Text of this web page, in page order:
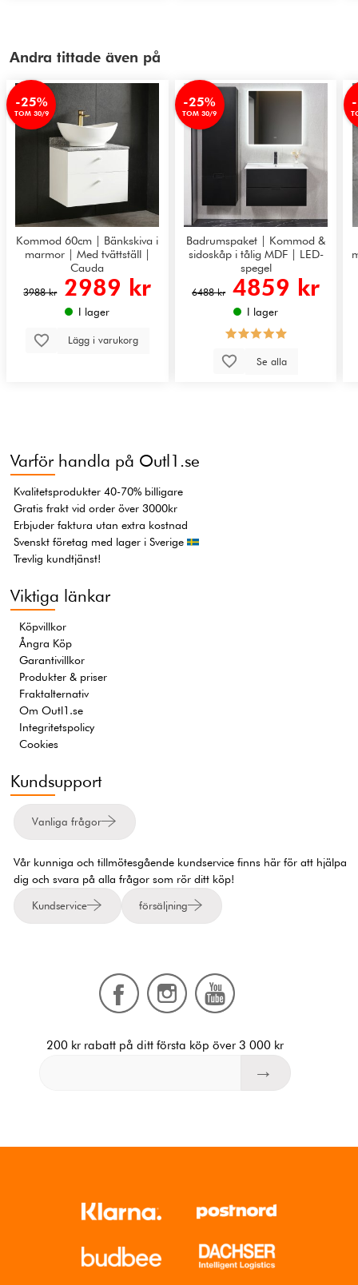
Andra tittade även på
-25%
TOM 30/9
Kommod 60cm | Bänkskiva i
marmor | Med tvättställ |
Cauda
3988 kr 2989 kr
I lager
Lägg i varukorg
-25%
TOM 30/9
Badrumspaket | Kommod &
sidoskåp i tålig MDF | LED-
spegel
6488 kr 4859 kr
I lager
Se alla
Varför handla på Outl1.se
Kvalitetsprodukter 40-70% billigare
Gratis frakt vid order över 3000kr
Erbjuder faktura utan extra kostnad
Svenskt företag med lager i Sverige
Trevlig kundtjänst!
Viktiga länkar
Köpvillkor
Ångra Köp
Garantivillkor
Produkter & priser
Fraktalternativ
Om Outl1.se
Integritetspolicy
Cookies
Kundsupport
Vanliga frågor
Vår kunniga och tillmötesgående kundservice finns här för att hjälpa
dig och svara på alla frågor som rör ditt köp!
Kundservice försäljning
200 kr rabatt på ditt första köp över 3 000 kr